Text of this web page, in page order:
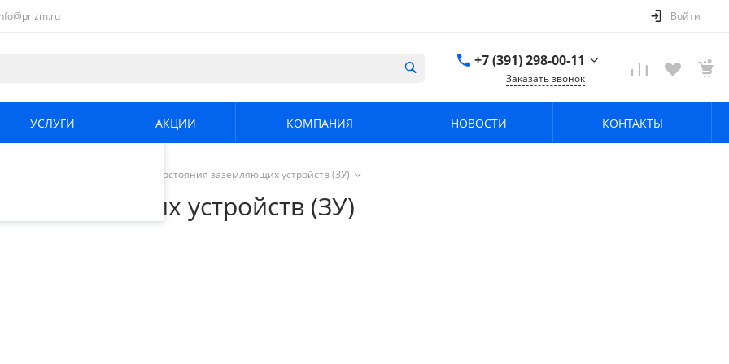
и
Продолжая
использования.
.
Войти
+7 (391) 298-00-11
г. Красноярск, пер.
Заказать звонок
УСЛУГИ АКЦИИ КОМПАНИЯ НОВОСТИ КОНТАКТЫ
Приборы контроля состояния заземляющих устройств (ЗУ)
заземляющих устройств (ЗУ)